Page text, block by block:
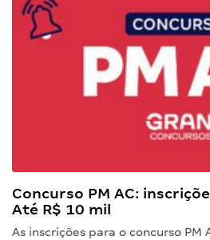
Concurso PM AC:
Até R$ 10 mil
As inscrições para o concurso